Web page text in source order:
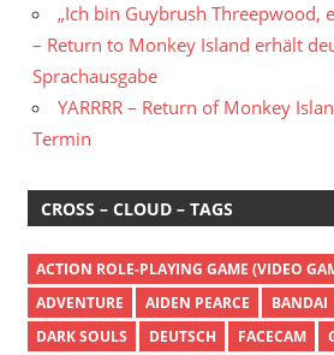
„Ich bin Guybrush Threepwood,
– Return to Monkey Island erhält
Sprachausgabe
YARRRR – Return of Monkey
Termin
CROSS – CLOUD – TAGS
ACTION ROLE-PLAYING GAME (VIDEO
ADVENTURE
AIDEN PEARCE BANDAI
DARK SOULS
DEUTSCH FACECAM